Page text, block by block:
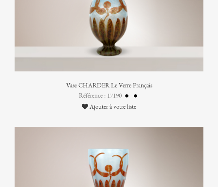
Vase CHARDER Le Verre Français
Référence : 17190
Ajouter à votre liste